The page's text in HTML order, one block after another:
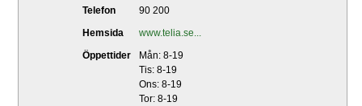
Telefon
90 200
Hemsida
www.telia.se...
Öppettider
Mån: 8-19
Tis: 8-19
Ons: 8-19
Tor: 8-19